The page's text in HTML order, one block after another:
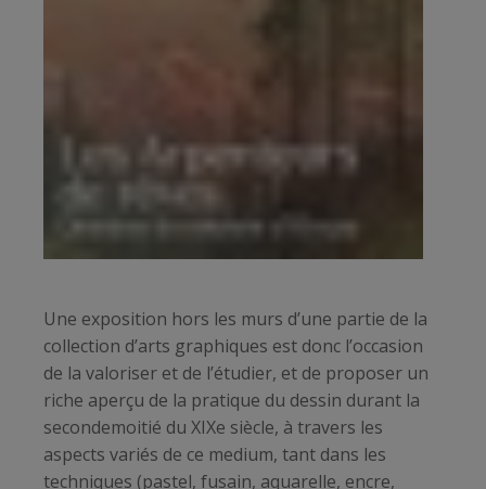
Une exposition hors les murs d’une partie de la
collection d’arts graphiques est donc l’occasion
de la valoriser et de l’étudier, et de proposer un
riche aperçu de la pratique du dessin durant la
secondemoitié du XIXe siècle, à travers les
aspects variés de ce medium, tant dans les
techniques (pastel, fusain, aquarelle, encre,